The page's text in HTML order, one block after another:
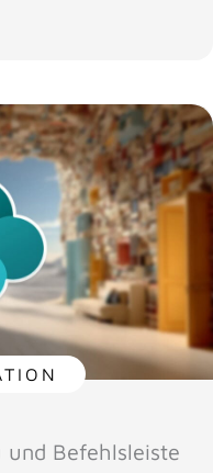
und Befehlsleiste